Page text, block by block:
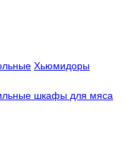
Хьюмидоры
шкафы для мяса